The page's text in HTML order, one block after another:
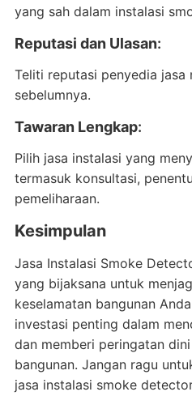
yang sah dalam instalasi
Reputasi dan Ulasan:
Teliti reputasi penyedia jasa
sebelumnya.
Tawaran Lengkap:
Pilih jasa instalasi yang
termasuk konsultasi,
pemeliharaan.
Kesimpulan
Jasa Instalasi Smoke
yang bijaksana untuk
keselamatan bangunan
investasi penting dalam
dan memberi peringatan
bangunan. Jangan ragu
jasa instalasi smoke